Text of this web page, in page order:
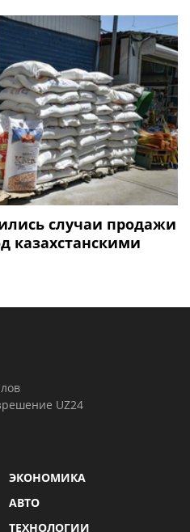
случаи продажи
казахстанскими
UZ24
ЭКОНОМИКА
АВТО
ТЕХНОЛОГИИ